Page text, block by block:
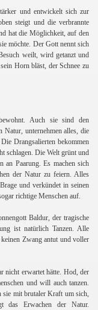
und entwickelt sich zur
steigt und die verbrannte
hat die Möglichkeit, auf den
möchte. Der Gott nennt sich
weilt, wird getanzt und
Horn bläst, der Schnee zu
Auch sie sind den
unternehmen alles, die
Drangsalierten bekommen
schlagen. Die Welt grünt und
an Paarung. Es machen sich
der Natur zu feiern. Alles
und verkündet in seinen
richtige Menschen auf.
Baldur, der tragische
ist natürlich Tanzen. Alle
Zwang antut und voller
nicht erwartet hätte. Hod, der
und will auch tanzen.
sie mit brutaler Kraft um sich,
das Erwachen der Natur.